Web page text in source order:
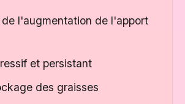
de l'augmentation de l'apport
et persistant
des graisses